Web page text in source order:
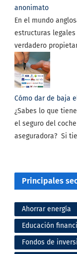
anonimato
En el mundo
estructuras
verdadero
Cómo dar de baja
¿Sabes lo que
el seguro del
aseguradora? Si
Principales
Ahorrar energía
Educación
Fondos de